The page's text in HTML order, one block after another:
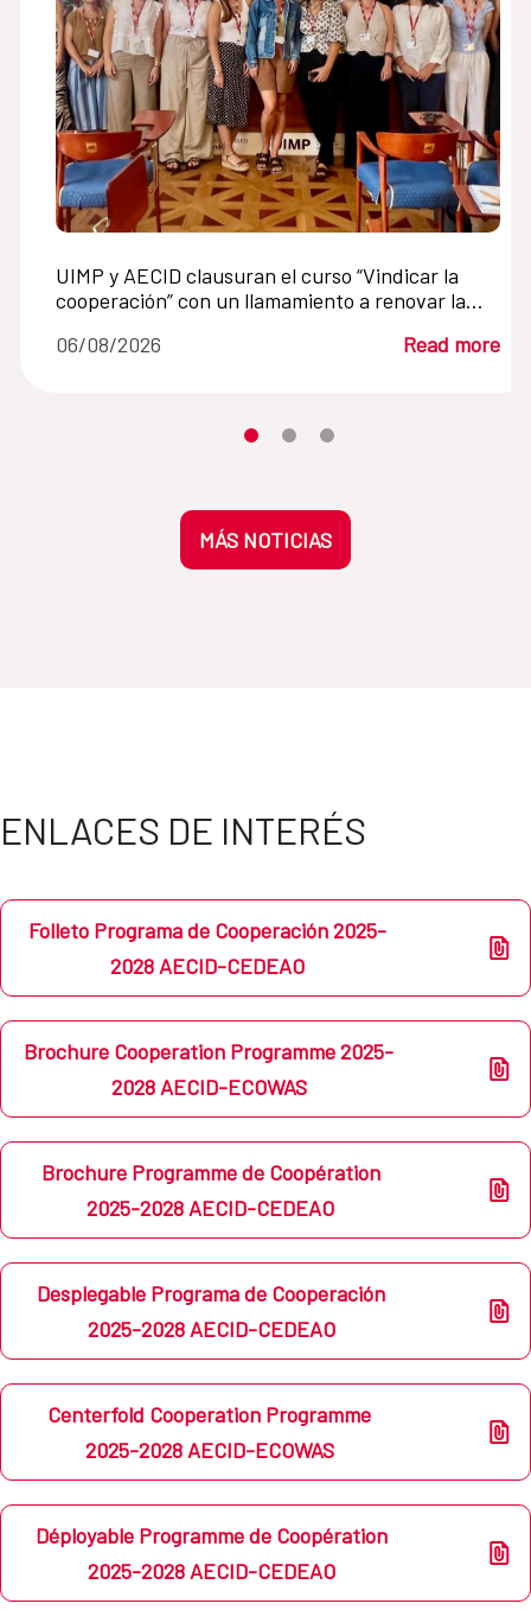
UIMP y AECID clausuran el curso “Vindicar la
cooperación” con un llamamiento a renovar la
06/08/2026 Read more
Moves the carousel to its element
Moves the carousel to its
Moves the carousel to its
MÁS NOTICIAS
ENLACES DE INTERÉS
Folleto Programa de Cooperación 2025-
2028 AECID-CEDEAO
Brochure Cooperation Programme 2025-
2028 AECID-ECOWAS
Brochure Programme de Coopération
2025-2028 AECID-CEDEAO
Desplegable Programa de Cooperación
2025-2028 AECID-CEDEAO
Centerfold Cooperation Programme
2025-2028 AECID-ECOWAS
Déployable Programme de Coopération
2025-2028 AECID-CEDEAO